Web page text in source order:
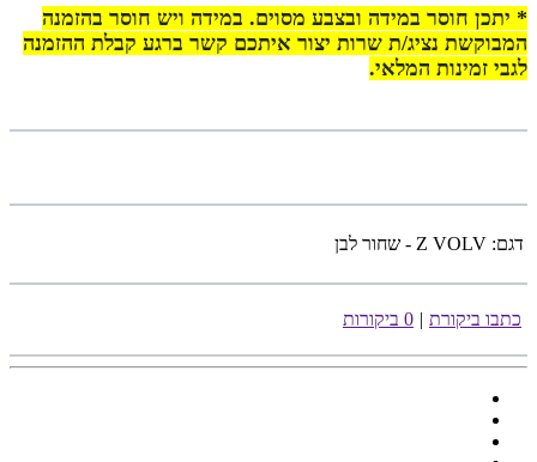
* יתכן חוסר במידה ובצבע מסוים. במידה ויש חוסר בהזמנה
המבוקשת נציג/ת שרות יצור איתכם קשר ברגע קבלת ההזמנה
לגבי זמינות המלאי.
דגם: Z VOLV - שחור לבן
כתבו ביקורת | 0 ביקורות